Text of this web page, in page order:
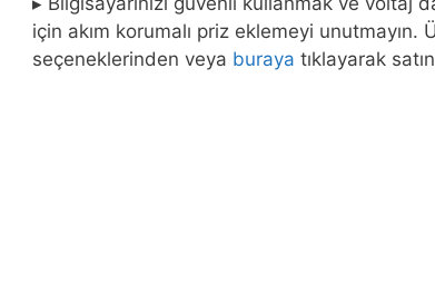
için akım korumalı priz eklemeyi unutmayın.
seçeneklerinden veya buraya tıklayarak